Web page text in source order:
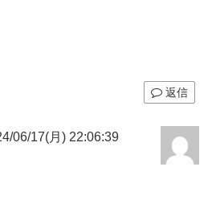
返信
06/17(月) 22:06:39